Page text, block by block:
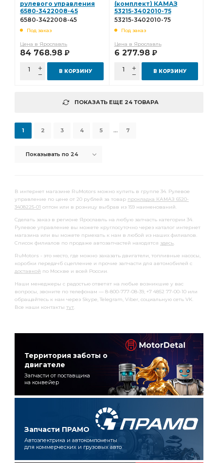
рулевого управления
6580-3422008-45
6580-3422008-45
Под заказ
Цена в Ярославль
84 768.98 Р
В КОРЗИНУ
(комплект) КАМАЗ
53215-3402010-75
53215-3402010-75
Под заказ
Цена в Ярославль
6 277.98 Р
В КОРЗИНУ
ПОКАЗАТЬ ЕЩЕ 24 ТОВАРА
Показывать по 24
1 2 3 4 5 ... 7
В интернет магазине RuMotors можно купить в группе 34. Рулевое
управление по цене от 20 рублей за товар прокладка КАМАЗ 6520-
3408225-01 оптом или в розницу выбрав из 159 наименований.
Сделать заказ в регионе Ярославль на любую запчасть категории 34.
Рулевое управление вы можете круглосуточно через каталог интернет
магазина или вы можете приехать к нам в любой из наших филиалов.
Список филиалов по продаже автозапчастей находятся здесь.
RuMotors - это место, где можно заказать двигатели, топливные насосы,
коробки передачб сцепление и прочие запчасти для автомобилей с
доставкой по Москве и всей России.
Наши менеджеры с радостью ответят на любые возникшие у вас
вопросы, звоните по телефонам — 8-800-777-08-39, +7 4852 77-00-10 или
обращайтесь к нам через Skype, Telegram, Viber, социальную сеть VK.
Все наши контакты тут.
Территория заботы о
двигателе
Запчасти от поставщика
на конвейер
Запчасти ПРАМО
Автоэлектрика и автокомпоненты
для коммерческих и грузовых авто